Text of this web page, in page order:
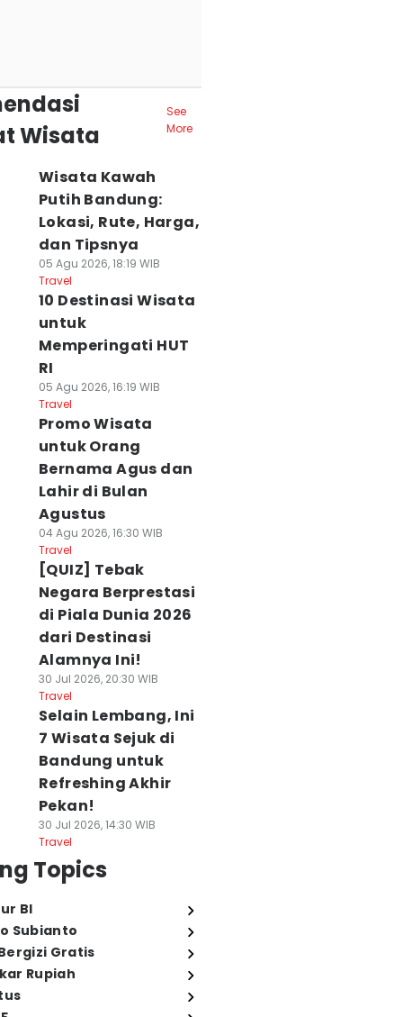
Wisata
See
More
Wisata Kawah
Putih Bandung:
Lokasi, Rute, Harga,
dan Tipsnya
05 Agu 2026, 18:19 WIB
Travel
10 Destinasi Wisata
untuk
Memperingati HUT
RI
05 Agu 2026, 16:19 WIB
Travel
Promo Wisata
untuk Orang
Bernama Agus dan
Lahir di Bulan
Agustus
04 Agu 2026, 16:30 WIB
Travel
[QUIZ] Tebak
Negara Berprestasi
di Piala Dunia 2026
dari Destinasi
Alamnya Ini!
30 Jul 2026, 20:30 WIB
Travel
Selain Lembang, Ini
7 Wisata Sejuk di
Bandung untuk
Refreshing Akhir
Pekan!
30 Jul 2026, 14:30 WIB
Travel
Topics
BI
Subianto
Gratis
Rupiah